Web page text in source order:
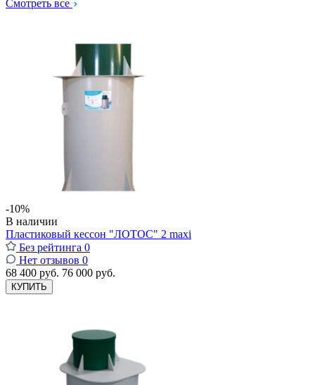
Смотреть все
-10%
В наличии
Пластиковый кессон "ЛОТОС" 2 maxi
Без рейтинга 0
Нет отзывов 0
68 400 руб. 76 000 руб.
КУПИТЬ